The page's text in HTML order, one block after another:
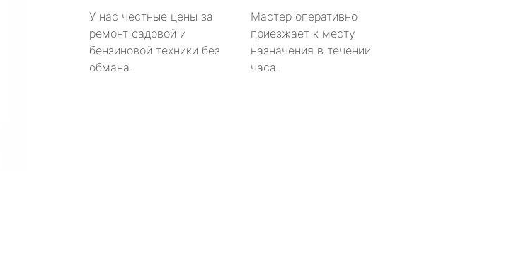
У нас честные цены за
ремонт садовой и
бензиновой техники без
обмана.
Мастер оперативно
приезжает к месту
назначения в течении
часа.